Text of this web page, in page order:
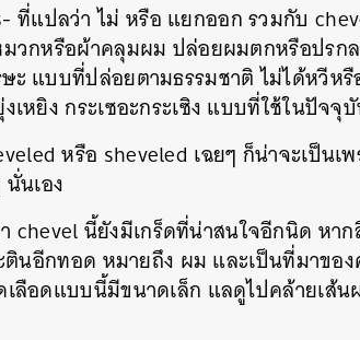
ที่แปลว่า ไม่ หรือ แยกออก รวมกับ
วกหรือผ้าคลุมผม ปล่อยผมตกหรือปรก
ะ แบบที่ปล่อยตามธรรมชาติ ไม่ได้หวีห
เหยิง กระเซอะกระเซิง แบบที่ใช้ในปัจจุ
หรือ sheveled เฉยๆ ก็น่าจะเป็นเ
นเอง
chevel นี้ยังมีเกร็ดที่น่าสนใจอีกนิด หา
นอีกทอด หมายถึง ผม และเป็นที่มาขอ
ลือดแบบนี้มีขนาดเล็ก แลดูไปคล้ายเส้